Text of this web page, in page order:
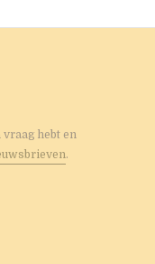
vraag hebt en
.